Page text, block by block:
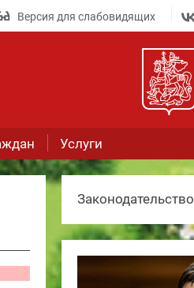
Версия для слабовидящих
Услуги
Законодательство